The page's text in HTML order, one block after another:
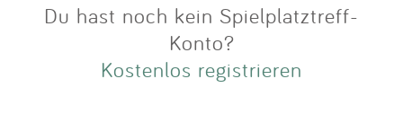
Du hast noch kein Spielplatztreff-
Konto?
Kostenlos registrieren